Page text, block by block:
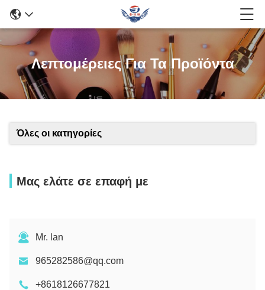
Λεπτομέρειες Για Τα Προϊόντα
Όλες οι κατηγορίες
Μας ελάτε σε επαφή με
Mr. lan
965282586@qq.com
+8618126677821